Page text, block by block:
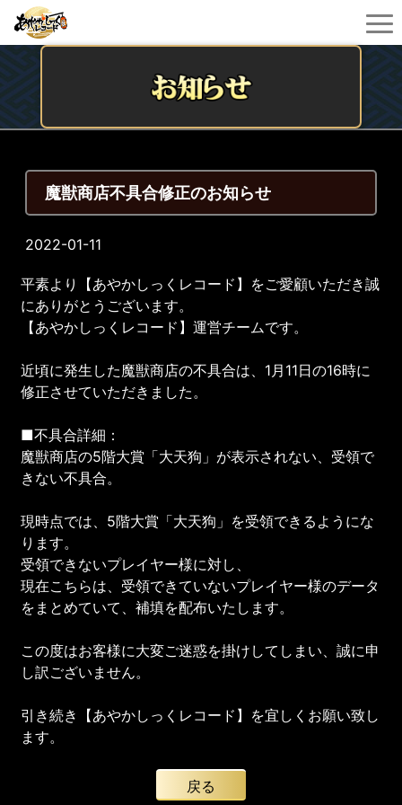
魔獣商店不具合修正のお知らせ
2022-01-11
平素より【あやかしっくレコード】をご愛顧いただき誠
にありがとうございます。
【あやかしっくレコード】運営チームです。
近頃に発生した魔獣商店の不具合は、1月11日の16時に
修正させていただきました。
■不具合詳細：
魔獣商店の5階大賞「大天狗」が表示されない、受領で
きない不具合。
現時点では、5階大賞「大天狗」を受領できるようにな
ります。
受領できないプレイヤー様に対し、
現在こちらは、受領できていないプレイヤー様のデータ
をまとめていて、補填を配布いたします。
この度はお客様に大変ご迷惑を掛けしてしまい、誠に申
し訳ございません。
引き続き【あやかしっくレコード】を宜しくお願い致し
ます。
戻る